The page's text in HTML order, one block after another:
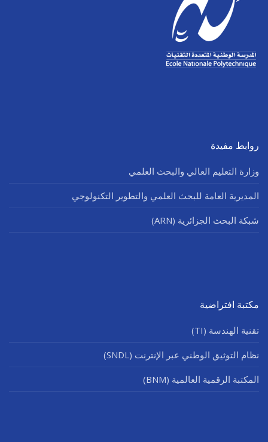
روابط مفيدة
وزارة التعليم العالي والبحث العلمي
المديرية العامة للبحث العلمي والتطوير التكنولوجي
شبكة البحث الجزائرية (ARN)
مكتبة افتراضية
تقنية الهندسة (TI)
نظام التوثيق الوطني عبر الإنترنت (SNDL)
المكتبة الرقمية العالمية (BNM)